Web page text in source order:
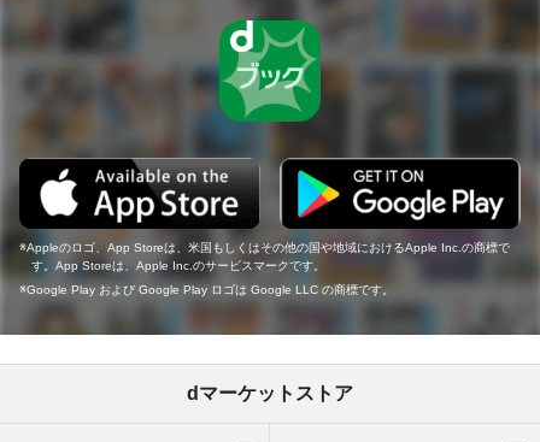
Appleのロゴ、App Storeは、米国もしくはその他の国や地域におけるApple Inc.の商標で
す。App Storeは、Apple Inc.のサービスマークです。
Google Play および Google Play ロゴは Google LLC の商標です。
dマーケットストア